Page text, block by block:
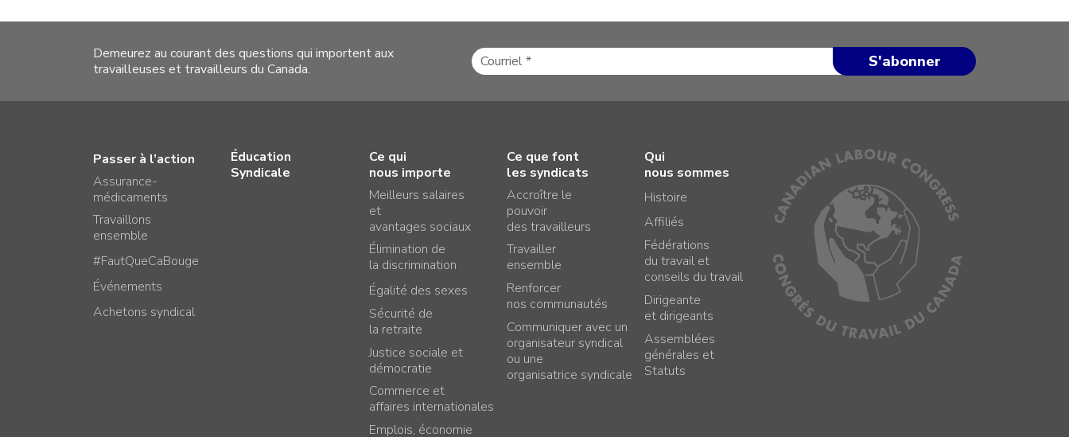
Demeurez au courant des questions qui importent aux
travailleuses et travailleurs du Canada.
Passer à l’action
Assurance-
médicaments
Travaillons
ensemble
#FautQueCaBouge
Événements
Achetons syndical
Éducation
Syndicale
Ce qui
nous importe
Meilleurs salaires
et
avantages sociaux
Élimination de
la discrimination
Égalité des sexes
Sécurité de
la retraite
Justice sociale et
démocratie
Commerce et
affaires internationales
Emplois, économie
Ce que font
les syndicats
Accroître le
pouvoir
des travailleurs
Travailler
ensemble
Renforcer
nos communautés
Communiquer avec un
organisateur syndical
ou une
organisatrice syndicale
Qui
nous sommes
Histoire
Affiliés
Fédérations
du travail et
conseils du travail
Dirigeante
et dirigeants
Assemblées
générales et
Statuts